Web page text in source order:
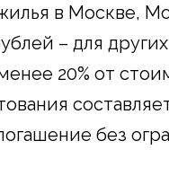
в Москве,
– для
20% от
без